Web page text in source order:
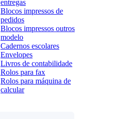
entregas
Blocos impressos de
pedidos
Blocos impressos outros
modelo
Cadernos escolares
Envelopes
Livros de contabilidade
Rolos para fax
Rolos para máquina de
calcular